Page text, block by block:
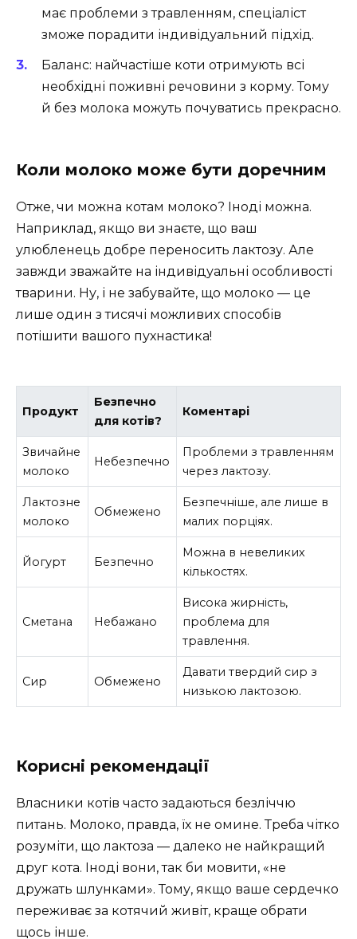
має проблеми з травленням, спеціаліст
зможе порадити індивідуальний підхід.
Баланс: найчастіше коти отримують всі
необхідні поживні речовини з корму. Тому
й без молока можуть почуватись прекрасно.
Коли молоко може бути доречним
Отже, чи можна котам молоко? Іноді можна.
Наприклад, якщо ви знаєте, що ваш
улюбленець добре переносить лактозу. Але
завжди зважайте на індивідуальні особливості
тварини. Ну, і не забувайте, що молоко — це
лише один з тисячі можливих способів
потішити вашого пухнастика!
Продукт
Безпечно
для котів?
Коментарі
Звичайне
молоко
Небезпечно
Проблеми з травленням
через лактозу.
Лактозне
молоко
Обмежено
Безпечніше, але лише в
малих порціях.
Йогурт Безпечно
Можна в невеликих
кількостях.
Сметана Небажано
Висока жирність,
проблема для
травлення.
Сир Обмежено
Давати твердий сир з
низькою лактозою.
Корисні рекомендації
Власники котів часто задаються безліччю
питань. Молоко, правда, їх не омине. Треба чітко
розуміти, що лактоза — далеко не найкращий
друг кота. Іноді вони, так би мовити, «не
дружать шлунками». Тому, якщо ваше сердечко
переживає за котячий живіт, краще обрати
щось інше.